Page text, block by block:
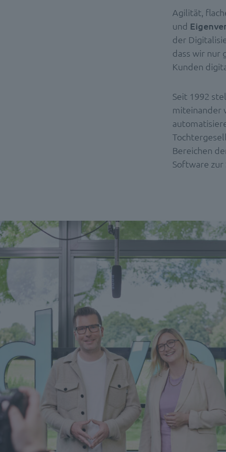
Agilität,
und
der
dass wir nur
Kunden
Seit 1992
miteinander
Bereichen
Software zur